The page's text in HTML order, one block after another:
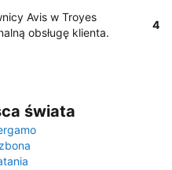
Avis w Troyes
obsługę klienta.
4
świata